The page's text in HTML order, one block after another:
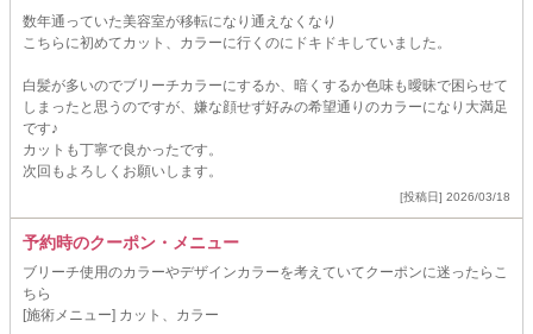
数年通っていた美容室が移転になり通えなくなり
こちらに初めてカット、カラーに行くのにドキドキしていました。
白髪が多いのでブリーチカラーにするか、暗くするか色味も曖昧で困らせて
しまったと思うのですが、嫌な顔せず好みの希望通りのカラーになり大満足
です♪
カットも丁寧で良かったです。
次回もよろしくお願いします。
[投稿日] 2026/03/18
予約時のクーポン・メニュー
ブリーチ使用のカラーやデザインカラーを考えていてクーポンに迷ったらこ
ちら
[施術メニュー] カット、カラー